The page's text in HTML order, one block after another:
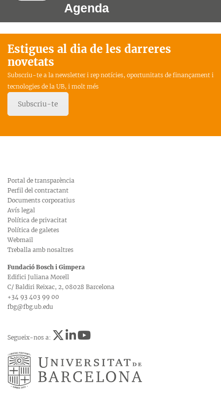
Agenda
Estigues al dia de les darreres
novetats
Subscriu-te a la newsletter i rep notícies, oportunitats de finançament i
tecnologies de la UB, i molt més
Subscriu-te
Portal de transparència
Perfil del contractant
Documents corporatius
Avís legal
Política de privacitat
Política de galetes
Webmail
Treballa amb nosaltres
Fundació Bosch i Gimpera
Edifici Juliana Morell
C/ Baldiri Reixac, 2, 08028 Barcelona
+34 93 403 99 00
fbg@fbg.ub.edu
Segueix-nos a: